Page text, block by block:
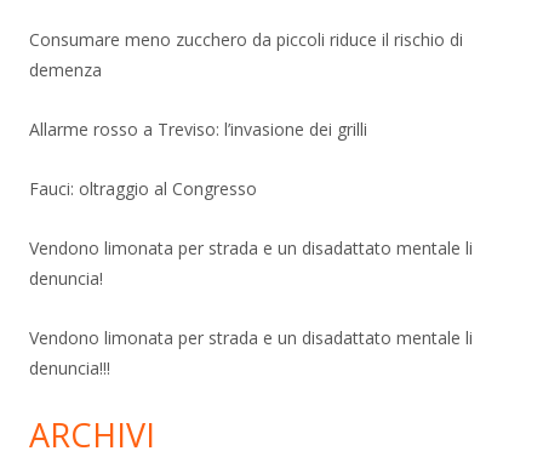
Consumare meno zucchero da piccoli riduce il rischio di
demenza
Allarme rosso a Treviso: l’invasione dei grilli
Fauci: oltraggio al Congresso
Vendono limonata per strada e un disadattato mentale li
denuncia!
Vendono limonata per strada e un disadattato mentale li
denuncia!!!
ARCHIVI